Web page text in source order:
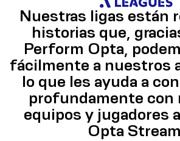
Nuestras ligas están
historias que,
Perform Opta,
fácilmente a nuestros
lo que les ayuda a
profundamente con
equipos y jugadores
Opta